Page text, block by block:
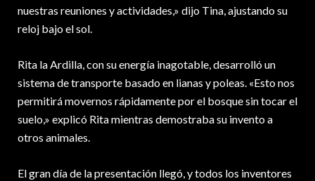
nuestras reuniones y actividades,» dijo Tina, ajustando su
reloj bajo el sol.
Rita la Ardilla, con su energía inagotable, desarrolló un
sistema de transporte basado en lianas y poleas. «Esto nos
permitirá movernos rápidamente por el bosque sin tocar el
suelo,» explicó Rita mientras demostraba su invento a
otros animales.
El gran día de la presentación llegó, y todos los inventores